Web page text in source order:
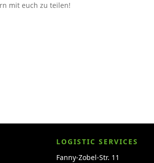
mit euch zu teilen!
LOGISTIC SERVICES
Fanny-Zobel-Str. 11